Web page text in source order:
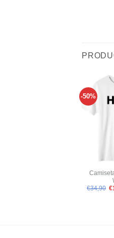
-50%
€34,90 €